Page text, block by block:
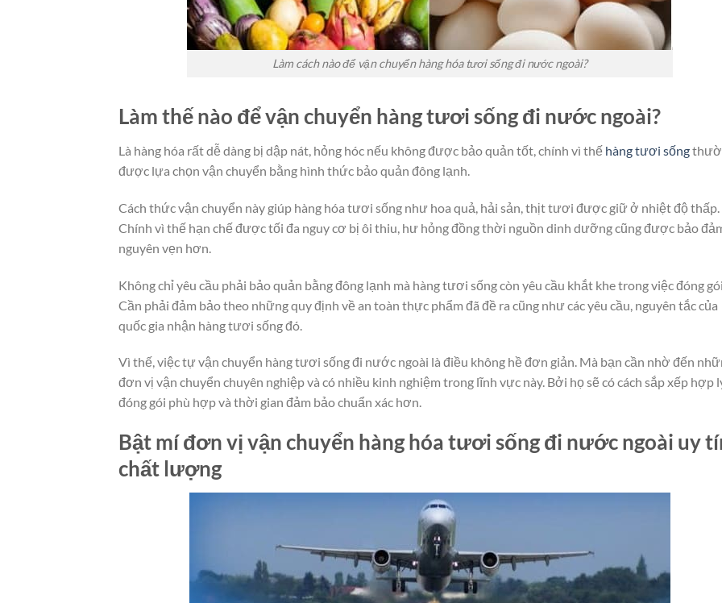
Làm cách nào để vận chuyển hàng hóa tươi sống đi nước ngoài?
Làm thế nào để vận chuyển hàng tươi sống đi nước ngoài?
Là hàng hóa rất dễ dàng bị dập nát, hỏng hóc nếu không được bảo quản tốt, chính vì thế hàng tươi sống
được lựa chọn vận chuyển bằng hình thức bảo quản đông lạnh.
Cách thức vận chuyển này giúp hàng hóa tươi sống như hoa quả, hải sản, thịt tươi được giữ ở nhiệt độ thấp.
Chính vì thế hạn chế được tối đa nguy cơ bị ôi thiu, hư hỏng đồng thời nguồn dinh dưỡng cũng được bảo
nguyên vẹn hơn.
Không chỉ yêu cầu phải bảo quản bằng đông lạnh mà hàng tươi sống còn yêu cầu khắt khe trong việc đóng
Cần phải đảm bảo theo những quy định về an toàn thực phẩm đã đề ra cũng như các yêu cầu, nguyên tắc của
quốc gia nhận hàng tươi sống đó.
Vì thế, việc tự vận chuyển hàng tươi sống đi nước ngoài là điều không hề đơn giản. Mà bạn cần nhờ đến
đơn vị vận chuyển chuyên nghiệp và có nhiều kinh nghiệm trong lĩnh vực này. Bởi họ sẽ có cách sắp xếp hợp
đóng gói phù hợp và thời gian đảm bảo chuẩn xác hơn.
Bật mí đơn vị vận chuyển hàng hóa tươi sống đi nước ngoài uy
chất lượng